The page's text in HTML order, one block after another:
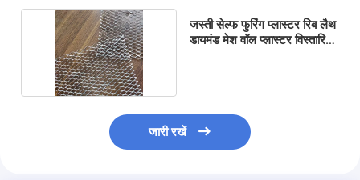
जस्ती सेल्फ फुरिंग प्लास्टर रिब लैथ
डायमंड मेश वॉल प्लास्टर विस्तारित
जारी रखें